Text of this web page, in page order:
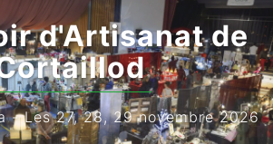
d'Artisanat de
- Les 27, 28, 29 novembre 2026